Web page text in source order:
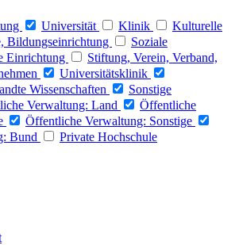
Universität Klinik
Kulturelle
Bildungseinrichtung
Soziale
Einrichtung
Stiftung, Verein, Verband,
Universitätsklinik
Wissenschaften
Sonstige
Verwaltung: Land
Öffentliche
Öffentliche Verwaltung: Sonstige
Bund
Private Hochschule